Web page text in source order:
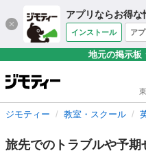
アプリならお得な
インストール ア
地元の掲示板
ジモティー 教室・スクール
旅先でのトラブルや予